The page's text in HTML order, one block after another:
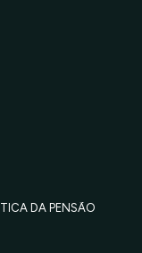
DA PENSÃO